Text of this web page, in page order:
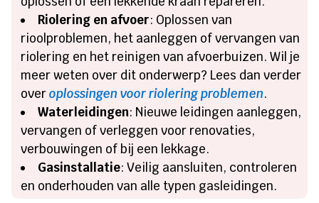
Riolering en afvoer: Oplossen van
rioolproblemen, het aanleggen of vervangen van
riolering en het reinigen van afvoerbuizen. Wil je
meer weten over dit onderwerp? Lees dan verder
overoplossingen voor riolering problemen.
Waterleidingen: Nieuwe leidingen aanleggen,
vervangen of verleggen voor renovaties,
verbouwingen of bij een lekkage.
Gasinstallatie: Veilig aansluiten, controleren
en onderhouden van alle typen gasleidingen.